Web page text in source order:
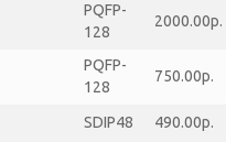
PQFP-
128
2000.00р.
PQFP-
128
750.00р.
SDIP48 490.00р.